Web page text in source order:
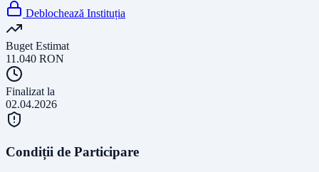
Deblochează Instituția
Buget Estimat
11.040 RON
Finalizat la
02.04.2026
Condiții de Participare